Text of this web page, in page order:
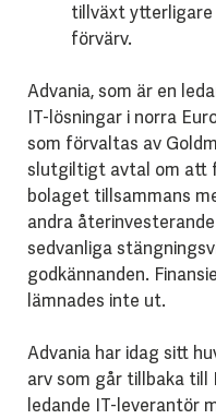
tillväxt ytterligare
förvärv.
Advania, som är en
IT-lösningar i norra
som förvaltas av
slutgiltigt avtal om att
bolaget tillsammans
andra
sedvanliga
godkännanden.
lämnades inte ut.
Advania har idag sitt
arv som går tillbaka till
ledande IT-leverantör